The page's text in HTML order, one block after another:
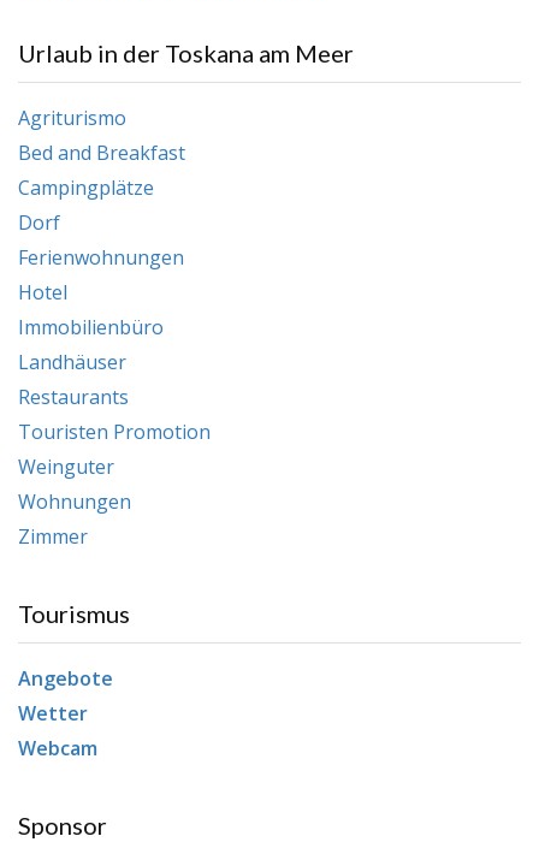
Urlaub in der Toskana am Meer
Agriturismo
Bed and Breakfast
Campingplätze
Dorf
Ferienwohnungen
Hotel
Immobilienbüro
Landhäuser
Restaurants
Touristen Promotion
Weinguter
Wohnungen
Zimmer
Tourismus
Angebote
Wetter
Webcam
Sponsor